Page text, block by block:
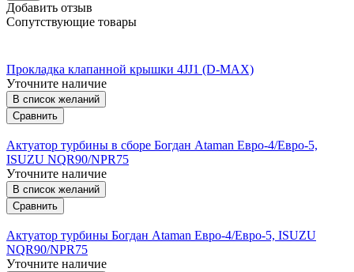
Добавить отзыв
Сопутствующие товары
Прокладка клапанной крышки 4JJ1 (D-MAX)
Уточните наличие
В список желаний
Сравнить
Актуатор турбины в сборе Богдан Ataman Евро-4/Евро-5,
ISUZU NQR90/NPR75
Уточните наличие
В список желаний
Сравнить
Актуатор турбины Богдан Ataman Евро-4/Евро-5, ISUZU
NQR90/NPR75
Уточните наличие